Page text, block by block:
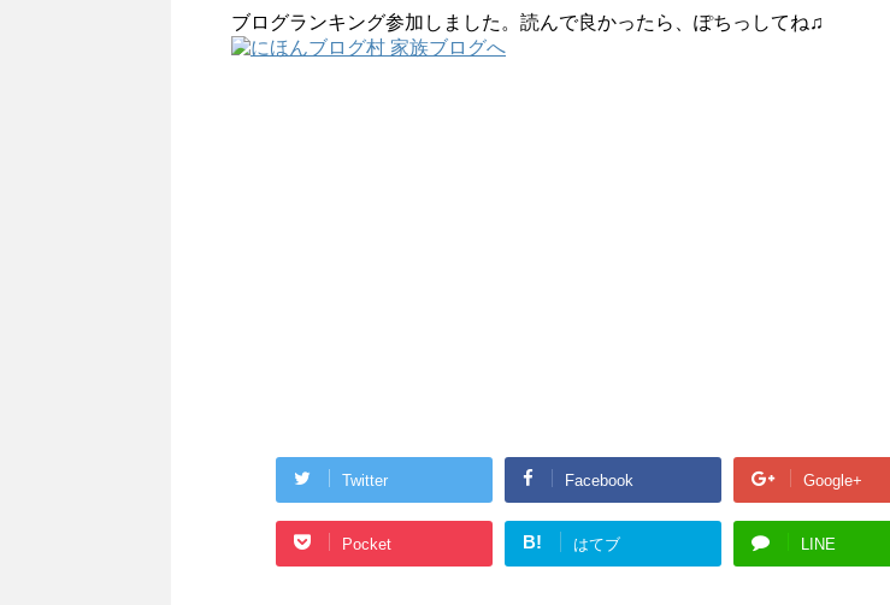
ブログランキング参加しました。読んで良かったら、ぽちっしてね♫
Twitter Facebook Google+
Pocket B! はてブ LINE